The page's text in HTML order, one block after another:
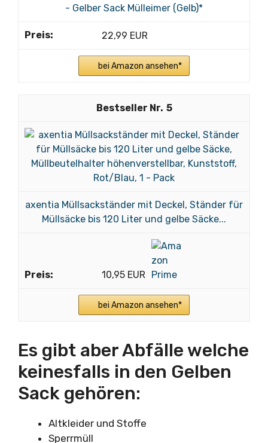
- Gelber Sack Mülleimer (Gelb)*
22,99 EUR
bei Amazon ansehen*
5
axentia Müllsackständer mit Deckel, Ständer für
Müllsäcke bis 120 Liter und gelbe Säcke...
10,95 EUR
bei Amazon ansehen*
Es gibt aber Abfälle welche
keinesfalls in den Gelben
Sack gehören:
Altkleider und Stoffe
Sperrmüll